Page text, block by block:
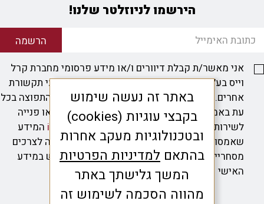
הירשמו לניוזלטר שלנו!
הרשמה
אני מאשר/ת קבלת דיוורים ו/או מידע פרסומי מחברת קרל
וייס בע"מ באמצעות דוא"ל, הודעת SMS או אמצעי תקשורת
אחרים. ידוע לי כי ניתן להסיר את עצמי מרשימת התפוצה בכל
עת באמצעות קישור להסרה, הודעת SMS חוזרת או פנייה
לשירות הלקוחות בכתובת
info@kweiss-ltd.com המידע
שאמסור יישמר ויעובד במאגרי המידע של החברה לצרכים
מסחריים ושיווקיים. למידע נוסף על אופן השימוש במידע
האישי – ראו אתמדיניות הפרטיות
באתר זה נעשה שימוש
בקבצי עוגיות (cookies)
ובטכנולוגיות מעקב אחרות
בהתאם למדיניות הפרטיות
המשך גלישתך באתר
מהווה הסכמה לשימוש זה